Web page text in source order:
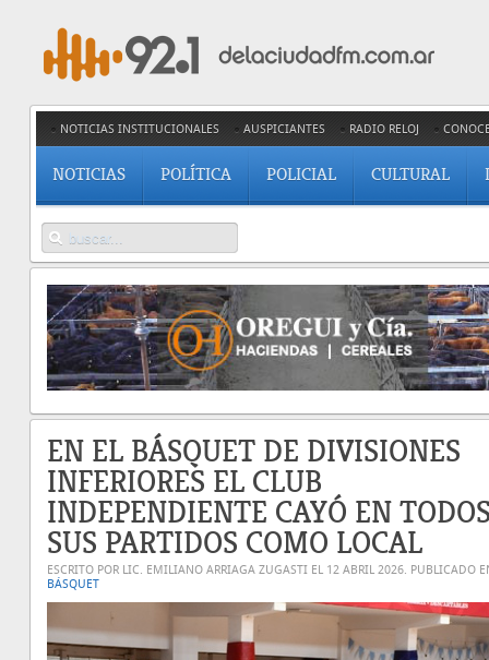
NOTICIAS INSTITUCIONALES AUSPICIANTES RADIO RELOJ
NOTICIAS POLÍTICA POLICIAL CULTURAL
EN EL BÁSQUET DE DIVISIONES
INFERIORES EL CLUB
INDEPENDIENTE CAYÓ EN
SUS PARTIDOS COMO LOCAL
ESCRITO POR LIC. EMILIANO ARRIAGA ZUGASTI EL 12 ABRIL 2026. PUBLICADO
BÁSQUET